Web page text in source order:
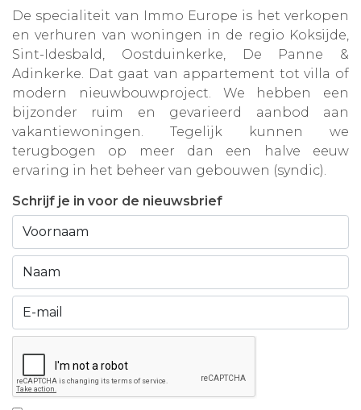
De specialiteit van Immo Europe is het verkopen
en verhuren van woningen in de regio Koksijde,
Sint-Idesbald, Oostduinkerke, De Panne &
Adinkerke. Dat gaat van appartement tot villa of
modern nieuwbouwproject. We hebben een
bijzonder ruim en gevarieerd aanbod aan
vakantiewoningen. Tegelijk kunnen we
terugbogen op meer dan een halve eeuw
ervaring in het beheer van gebouwen (syndic).
Schrijf je in voor de nieuwsbrief